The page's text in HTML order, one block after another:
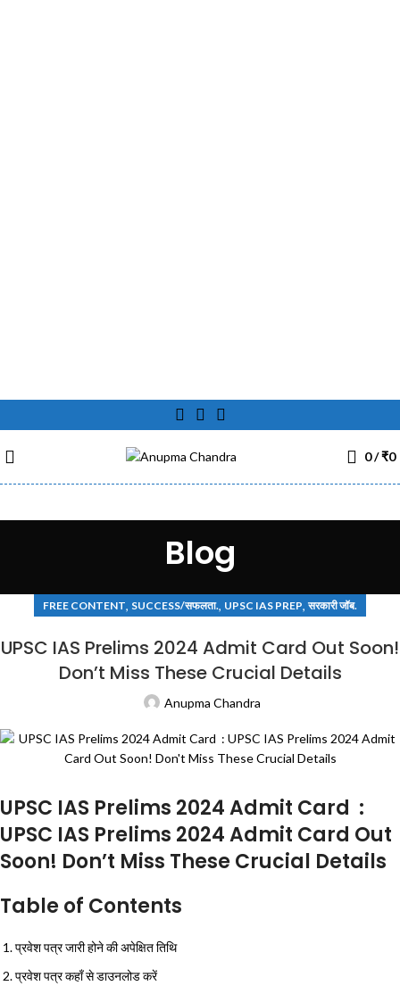
0/₹0
Blog
FREE CONTENT, SUCCESS/सफलता., UPSC IAS PREP, सरकारी जॉब.
UPSC IAS Prelims 2024 Admit Card Out Soon!
Don’t Miss These Crucial Details
Anupma Chandra
UPSC IAS Prelims 2024 Admit Card :
UPSC IAS Prelims 2024 Admit Card Out
Soon! Don’t Miss These Crucial Details
Table of Contents
प्रवेश पत्र जारी होने की अपेक्षित तिथि
प्रवेश पत्र कहाँ से डाउनलोड करें